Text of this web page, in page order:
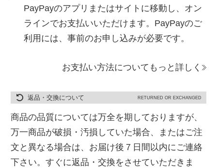
PayPayのアプリまたはサイトに移動し、オン
ラインでお支払いいただけます。PayPayのご
利用には、事前のお申し込みが必要です。
お支払い方法についてもっと詳しく
返品・交換について RETURNED OR EXCHANGED
商品の品質については万全を期しておりますが、
万一商品が破損・汚損していた場合、またはご注
文と異なる場合は、お届け後７日間以内にご連絡
下さい。すぐに返品・交換をさせていただきま